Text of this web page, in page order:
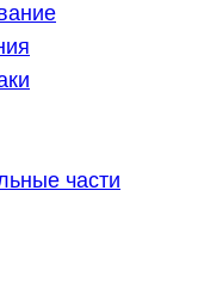
части